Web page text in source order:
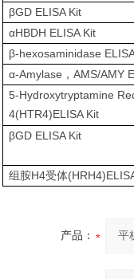
βGD ELISA Kit
αHBDH ELISA Kit
β-hexosaminidase
α-Amylase ， AMS/AMY
5-Hydroxytryptamine
4(HTR4)ELISA Kit
βGD ELISA Kit
组胺H4受体
产品：